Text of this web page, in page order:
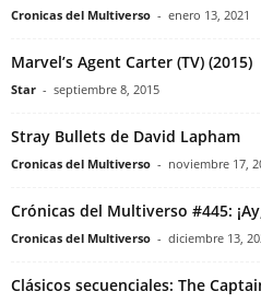
Cronicas del Multiverso - enero 13, 2021
Marvel’s Agent Carter (TV) (2015)
Star - septiembre 8, 2015
Stray Bullets de David Lapham
Cronicas del Multiverso - noviembre 17,
Crónicas del Multiverso #445:
Cronicas del Multiverso - diciembre 13,
Clásicos secuenciales: The